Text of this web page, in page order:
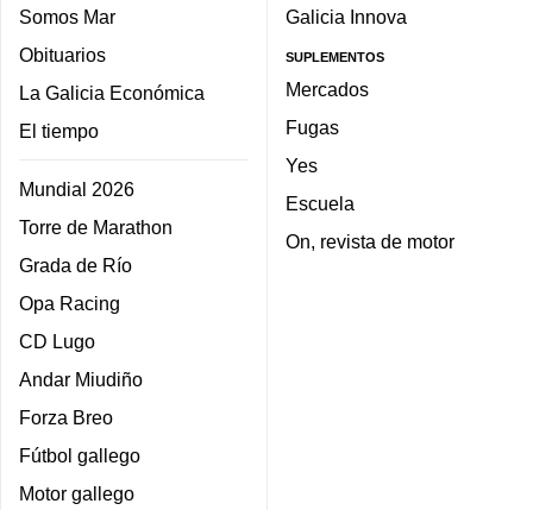
Somos Mar
Obituarios
La Galicia Económica
El tiempo
Mundial 2026
Torre de Marathon
Grada de Río
Opa Racing
CD Lugo
Andar Miudiño
Forza Breo
Fútbol gallego
Motor gallego
Galicia Innova
SUPLEMENTOS
Mercados
Fugas
Yes
Escuela
On, revista de motor